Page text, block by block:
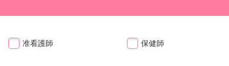
准看護師 保健師